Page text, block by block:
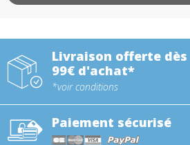
Livraison offerte dès
99€ d'achat*
*voir conditions
Paiement sécurisé